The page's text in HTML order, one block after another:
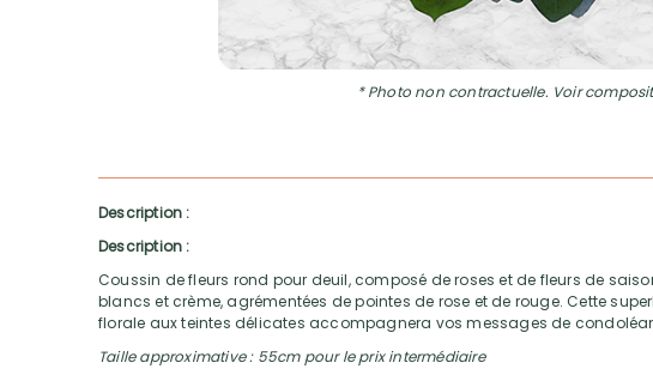
* Photo non contractuelle. Voir
Description :
Description :
Coussin de fleurs rond pour deuil, composé de roses et de fleurs de
blancs et crème, agrémentées de pointes de rose et de rouge. Cette
florale aux teintes délicates accompagnera vos messages de
Taille approximative : 55cm pour le prix intermédiaire